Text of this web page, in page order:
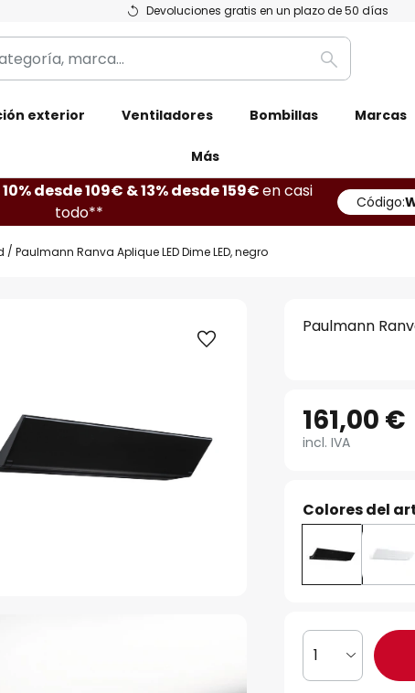
Devoluciones gratis en un plazo de 50 días
Buscar
exterior Ventiladores Bombillas Marcas
Más
10% desde 109€ & 13% desde 159€en casi
todo**
Código:
Paulmann Ranva Aplique LED Dime LED, negro
Paulmann
161,00 €
incl. IVA
Colores del
1